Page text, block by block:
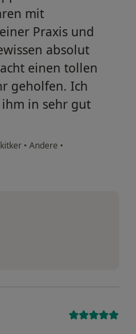
mit
Praxis und
absolut
einen tollen
geholfen. Ich
in sehr gut
• Andere •